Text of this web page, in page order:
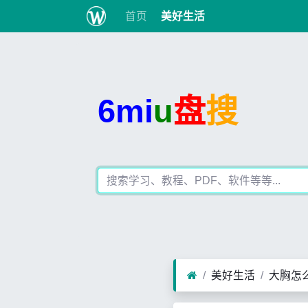
首页 美好生活
6miu盘搜
美好生活 大胸怎